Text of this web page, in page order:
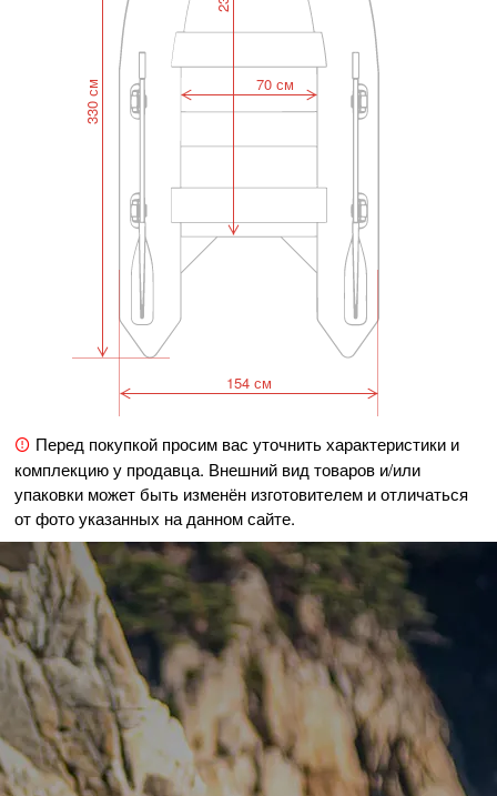
70 см
154 см
330 см
Перед покупкой просим вас уточнить характеристики и
комплекцию у продавца. Внешний вид товаров и/или
упаковки может быть изменён изготовителем и отличаться
от фото указанных на данном сайте.